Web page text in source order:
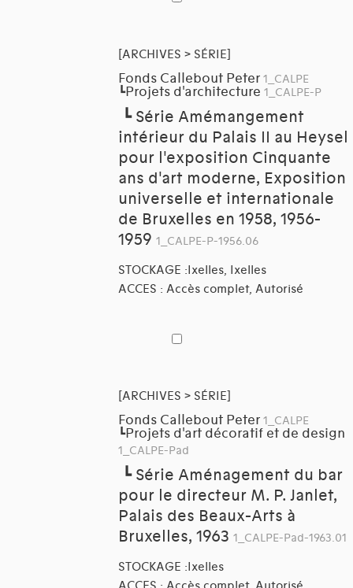
[ARCHIVES > SÉRIE]
Fonds Callebout Peter 1_CALPE
┗Projets d'architecture 1_CALPE-P
┗ Série Amémangement
intérieur du Palais II au Heysel
pour l'exposition Cinquante
ans d'art moderne, Exposition
universelle et internationale
de Bruxelles en 1958, 1956-
1959 1_CALPE-P-1956.06
STOCKAGE :Ixelles, Ixelles
ACCES : Accès complet, Autorisé
[ARCHIVES > SÉRIE]
Fonds Callebout Peter 1_CALPE
┗Projets d'art décoratif et de design
1_CALPE-Pad
┗ Série Aménagement du bar
pour le directeur M. P. Janlet,
Palais des Beaux-Arts à
Bruxelles, 1963 1_CALPE-Pad-1963.01
STOCKAGE :Ixelles